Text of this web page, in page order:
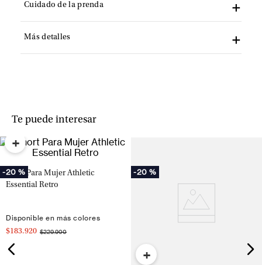
Cuidado de la prenda
Más detalles
Te puede interesar
-20 %
+
Short Para Mujer Athletic
Essential Retro
Disponible en más colores
$183.920 $229.900
-20 %
+